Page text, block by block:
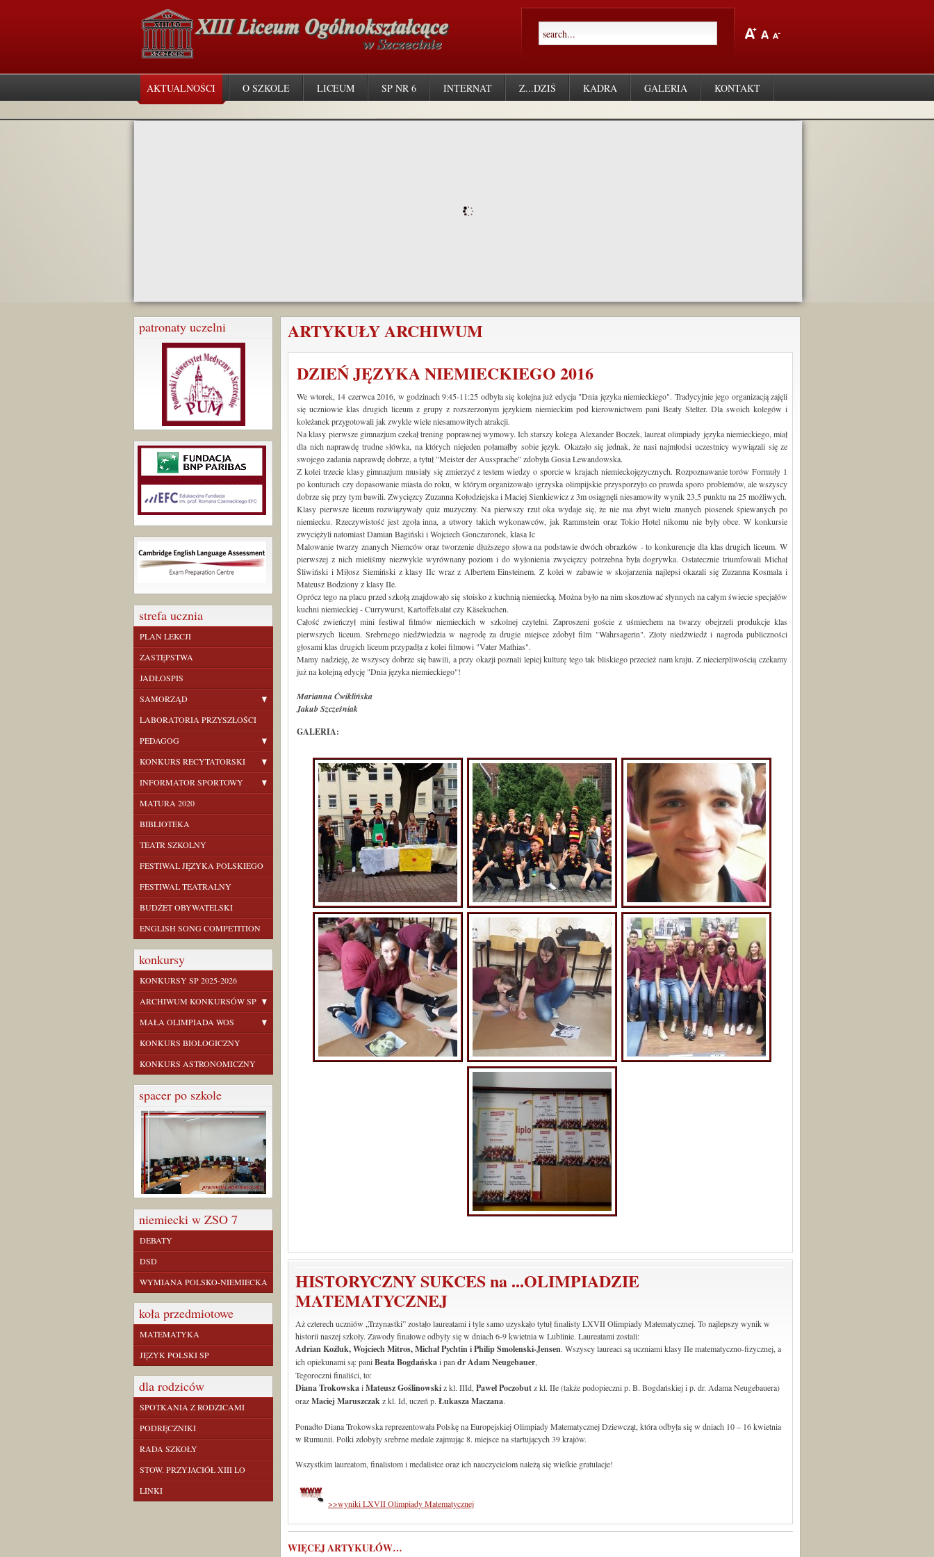
AKTUALNOŚCI O SZKOLE LICEUM SP NR 6 INTERNAT Z...DZIŚ KADRA GALERIA KONTAKT
ARTYKUŁY ARCHIWUM
DZIEŃ JĘZYKA NIEMIECKIEGO 2016
We wtorek, 14 czerwca 2016, w godzinach 9:45-11:25 odbyła się kolejna już edycja "Dnia języka niemieckiego". Tradycyjnie jego organizacją zajęli
się uczniowie klas drugich liceum z grupy z rozszerzonym językiem niemieckim pod kierownictwem pani Beaty Stelter. Dla swoich kolegów i
koleżanek przygotowali jak zwykle wiele niesamowitych atrakcji.
Na klasy pierwsze gimnazjum czekał trening poprawnej wymowy. Ich starszy kolega Alexander Boczek, laureat olimpiady języka niemieckiego, miał
dla nich naprawdę trudne słówka, na których niejeden połamałby sobie język. Okazało się jednak, że nasi najmłodsi uczestnicy wywiązali się ze
swojego zadania naprawdę dobrze, a tytuł "Meister der Aussprache" zdobyła Gosia Lewandowska.
Z kolei trzecie klasy gimnazjum musiały się zmierzyć z testem wiedzy o sporcie w krajach niemieckojęzycznych. Rozpoznawanie torów Formuły 1
po konturach czy dopasowanie miasta do roku, w którym organizowało igrzyska olimpijskie przysporzyło co prawda sporo problemów, ale wszyscy
dobrze się przy tym bawili. Zwycięzcy Zuzanna Kołodziejska i Maciej Sienkiewicz z 3m osiągnęli niesamowity wynik 23,5 punktu na 25 możliwych.
Klasy pierwsze liceum rozwiązywały quiz muzyczny. Na pierwszy rzut oka wydaje się, że nie ma zbyt wielu znanych piosenek śpiewanych po
niemiecku. Rzeczywistość jest zgoła inna, a utwory takich wykonawców, jak Rammstein oraz Tokio Hotel nikomu nie były obce. W konkursie
zwyciężyli natomiast Damian Bagiński i Wojciech Gonczaronek, klasa Ic
Malowanie twarzy znanych Niemców oraz tworzenie dłuższego słowa na podstawie dwóch obrazków - to konkurencje dla klas drugich liceum. W
pierwszej z nich mieliśmy niezwykle wyrównany poziom i do wyłonienia zwycięzcy potrzebna była dogrywka. Ostatecznie triumfowali Michał
Śliwiński i Miłosz Siemiński z klasy IIc wraz z Albertem Einsteinem. Z kolei w zabawie w skojarzenia najlepsi okazali się Zuzanna Kosmala i
Mateusz Bodziony z klasy IIe.
Oprócz tego na placu przed szkołą znajdowało się stoisko z kuchnią niemiecką. Można było na nim skosztować słynnych na całym świecie specjałów
kuchni niemieckiej - Currywurst, Kartoffelsalat czy Käsekuchen.
Całość zwieńczył mini festiwal filmów niemieckich w szkolnej czytelni. Zaproszeni goście z uśmiechem na twarzy obejrzeli produkcje klas
pierwszych liceum. Srebrnego niedźwiedzia w nagrodę za drugie miejsce zdobył film "Wahrsagerin". Złoty niedźwiedź i nagroda publiczności
głosami klas drugich liceum przypadła z kolei filmowi "Vater Mathias".
Mamy nadzieję, że wszyscy dobrze się bawili, a przy okazji poznali lepiej kulturę tego tak bliskiego przecież nam kraju. Z niecierpliwością czekamy
już na kolejną edycję "Dnia języka niemieckiego"!
Marianna Ćwiklińska
Jakub Szcześniak
GALERIA:
HISTORYCZNY SUKCES na ...OLIMPIADZIE
MATEMATYCZNEJ
Aż czterech uczniów „Trzynastki” zostało laureatami i tyle samo uzyskało tytuł finalisty LXVII Olimpiady Matematycznej. To najlepszy wynik w
historii naszej szkoły. Zawody finałowe odbyły się w dniach 6-9 kwietnia w Lublinie. Laureatami zostali:
Adrian Koźluk, Wojciech Mitros, Michał Pychtin i Philip Smolenski-Jensen. Wszyscy laureaci są uczniami klasy IIe matematyczno-fizycznej, a
ich opiekunami są: paniBeata Bogdańskai pandr Adam Neugebauer,
Tegoroczni finaliści, to:
Diana TrokowskaiMateusz Goślinowskiz kl. IIId,Paweł Poczobutz kl. IIe (także podopieczni p. B. Bogdańskiej i p. dr. Adama Neugebauera)
orazMaciej Maruszczakz kl. Id, uczeń p.Łukasza Maczana.
Ponadto Diana Trokowska reprezentowała Polskę na Europejskiej Olimpiady Matematycznej Dziewcząt, która odbyła się w dniach 10 – 16 kwietnia
w Rumunii. Polki zdobyły srebrne medale zajmując 8. miejsce na startujących 39 krajów.
Wszystkim laureatom, finalistom i medalistce oraz ich nauczycielom należą się wielkie gratulacje!
>>wyniki LXVII Olimpiady Matematycznej
WIĘCEJ ARTYKUŁÓW…
patronaty uczelni
strefa ucznia
PLAN LEKCJI
ZASTĘPSTWA
JADŁOSPIS
SAMORZĄD
LABORATORIA PRZYSZŁOŚCI
PEDAGOG
KONKURS RECYTATORSKI
INFORMATOR SPORTOWY
MATURA 2020
BIBLIOTEKA
TEATR SZKOLNY
FESTIWAL JĘZYKA POLSKIEGO
FESTIWAL TEATRALNY
BUDŻET OBYWATELSKI
ENGLISH SONG COMPETITION
konkursy
KONKURSY SP 2025-2026
ARCHIWUM KONKURSÓW SP
MAŁA OLIMPIADA WOS
KONKURS BIOLOGICZNY
KONKURS ASTRONOMICZNY
spacer po szkole
niemiecki w ZSO 7
DEBATY
DSD
WYMIANA POLSKO-NIEMIECKA
koła przedmiotowe
MATEMATYKA
JĘZYK POLSKI SP
dla rodziców
SPOTKANIA Z RODZICAMI
PODRĘCZNIKI
RADA SZKOŁY
STOW. PRZYJACIÓŁ XIII LO
LINKI